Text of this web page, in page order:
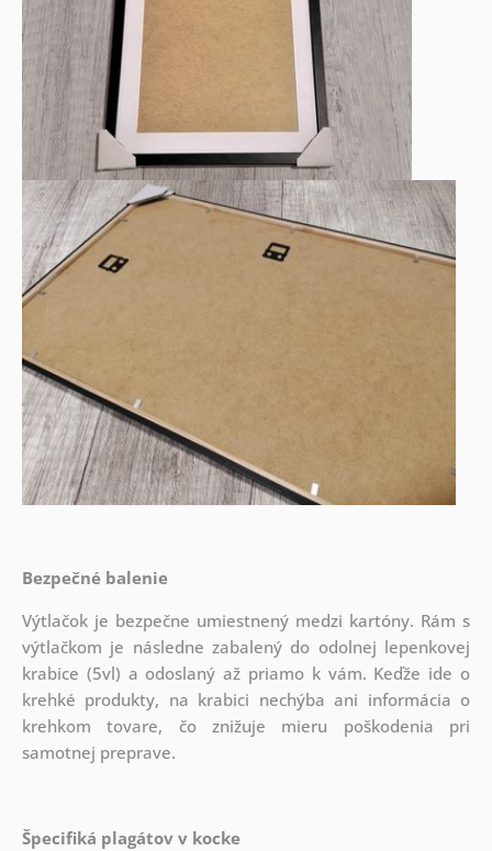
Bezpečné balenie
Výtlačok je bezpečne umiestnený medzi kartóny. Rám s
výtlačkom je následne zabalený do odolnej lepenkovej
krabice (5vl) a odoslaný až priamo k vám. Keďže ide o
krehké produkty, na krabici nechýba ani informácia o
krehkom tovare, čo znižuje mieru poškodenia pri
samotnej preprave.
Špecifiká plagátov v kocke